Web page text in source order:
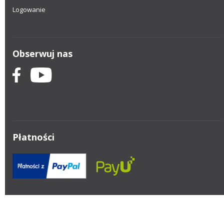
Logowanie
Obserwuj nas
Płatności